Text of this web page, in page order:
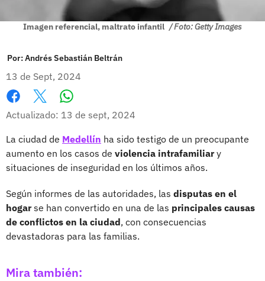
Imagen referencial, maltrato infantil / Foto: Getty Images
Por:Andrés Sebastián Beltrán
13 de Sept, 2024
Facebook
X
Actualizado: 13 de sept, 2024
La ciudad de Medellín ha sido testigo de un preocupante
aumento en los casos de violencia intrafamiliary
situaciones de inseguridad en los últimos años.
Según informes de las autoridades, las disputas en el
hogarse han convertido en una de las principales causas
de conflictos en la ciudad, con consecuencias
devastadoras para las familias.
Mira también: